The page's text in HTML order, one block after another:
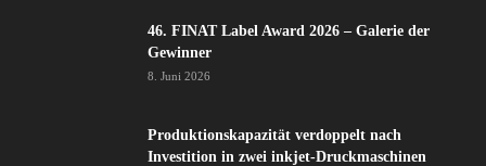
46. FINAT Label Award 2026 – Galerie der
Gewinner
8. Juni 2026
Produktionskapazität verdoppelt nach
Investition in zwei inkjet-Druckmaschinen